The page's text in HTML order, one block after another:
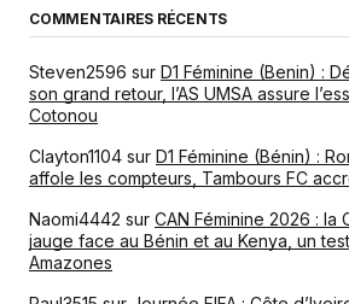
COMMENTAIRES RÉCENTS
Steven2596 sur D1 Féminine (Benin) :
son grand retour, l’AS UMSA assure
Cotonou
Clayton1104 sur D1 Féminine (Bénin) :
affole les compteurs, Tambours FC
Naomi4442 sur CAN Féminine 2026 : la
jauge face au Bénin et au Kenya, un
Amazones